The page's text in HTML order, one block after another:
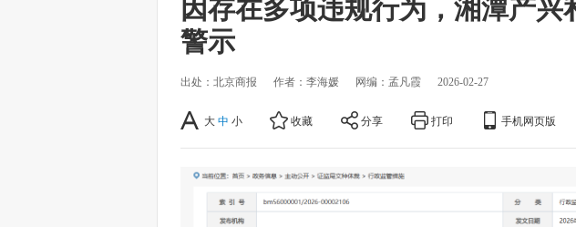
因存在多项违规行为，湘潭产兴
警示
出处：北京商报 作者：李海媛 网编：孟凡霞 2026-02-27
大 中 小 收藏 分享 打印 手机网页版